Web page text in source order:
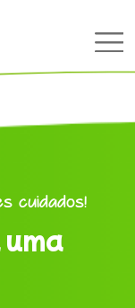
cuidados!